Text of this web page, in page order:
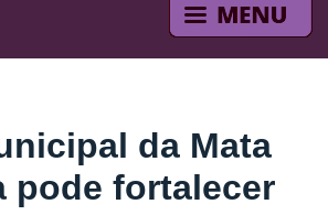
da Mata
pode fortalecer